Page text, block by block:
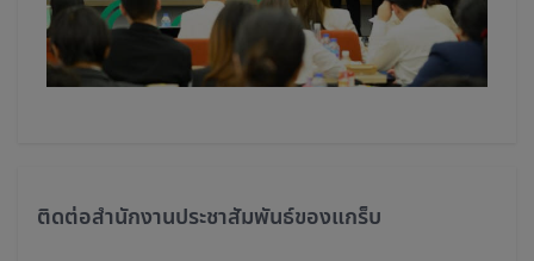
ติดต่อสำนักงานประชาสัมพันธ์ของแกร็บ